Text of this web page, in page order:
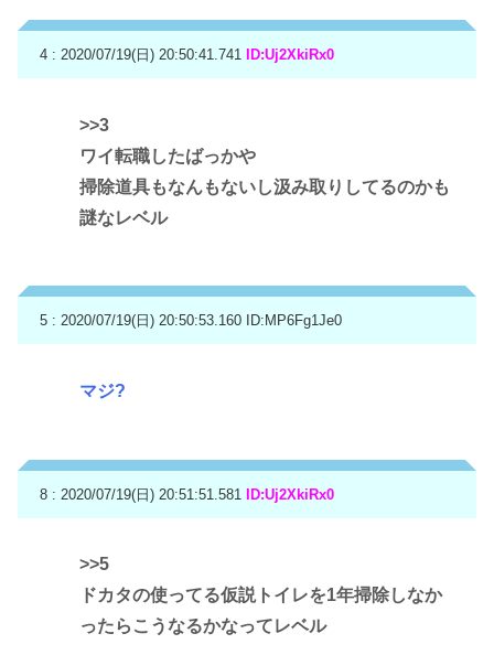
4 : 2020/07/19(日) 20:50:41.741 ID:Uj2XkiRx0
>>3
ワイ転職したばっかや
掃除道具もなんもないし汲み取りしてるのかも
謎なレベル
5 : 2020/07/19(日) 20:50:53.160 ID:MP6Fg1Je0
マジ?
8 : 2020/07/19(日) 20:51:51.581 ID:Uj2XkiRx0
>>5
ドカタの使ってる仮説トイレを1年掃除しなか
ったらこうなるかなってレベル